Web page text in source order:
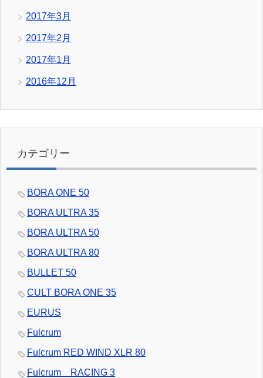
2017年3月
2017年2月
2017年1月
2016年12月
カテゴリー
BORA ONE 50
BORA ULTRA 35
BORA ULTRA 50
BORA ULTRA 80
BULLET 50
CULT BORA ONE 35
EURUS
Fulcrum
Fulcrum RED WIND XLR 80
Fulcrum RACING 3